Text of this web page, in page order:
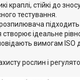
краплі, стійкі до
тестування.
підходить
ідеальне
вимогам
рослин і